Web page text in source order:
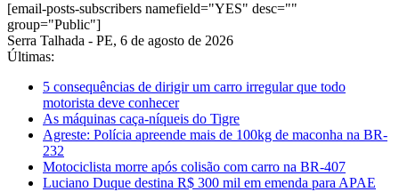
[email-posts-subscribers namefield="YES" desc=""
group="Public"]
Serra Talhada - PE, 6 de agosto de 2026
Últimas:
5 consequências de dirigir um carro irregular que todo
motorista deve conhecer
As máquinas caça-níqueis do Tigre
Agreste: Polícia apreende mais de 100kg de maconha na BR-
232
Motociclista morre após colisão com carro na BR-407
Luciano Duque destina R$ 300 mil em emenda para APAE